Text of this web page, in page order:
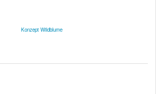
Konzept Wildblume